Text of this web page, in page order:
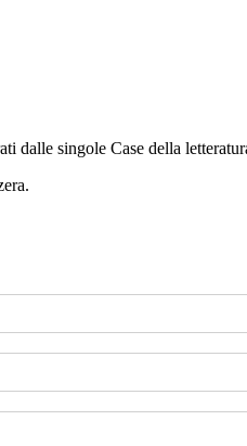
dalle singole Case della